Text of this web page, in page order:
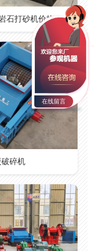
石打砂机价格
破碎机
在线留言